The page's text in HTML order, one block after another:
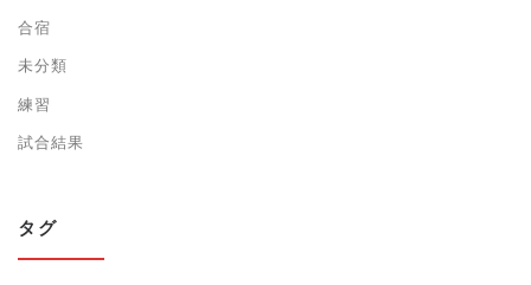
合宿
未分類
練習
試合結果
タグ